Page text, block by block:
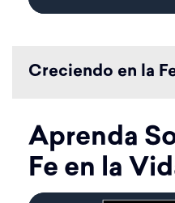
Creciendo en la
Aprenda
Fe en la